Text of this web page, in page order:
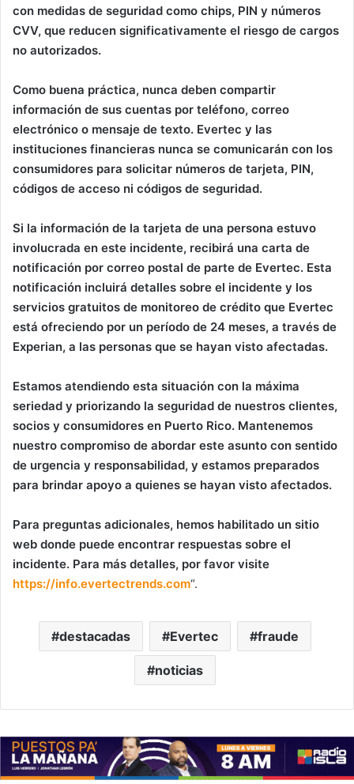
con medidas de seguridad como chips, PIN y números
CVV, que reducen significativamente el riesgo de cargos
no autorizados.
Como buena práctica, nunca deben compartir
información de sus cuentas por teléfono, correo
electrónico o mensaje de texto. Evertec y las
instituciones financieras nunca se comunicarán con los
consumidores para solicitar números de tarjeta, PIN,
códigos de acceso ni códigos de seguridad.
Si la información de la tarjeta de una persona estuvo
involucrada en este incidente, recibirá una carta de
notificación por correo postal de parte de Evertec. Esta
notificación incluirá detalles sobre el incidente y los
servicios gratuitos de monitoreo de crédito que Evertec
está ofreciendo por un período de 24 meses, a través de
Experian, a las personas que se hayan visto afectadas.
Estamos atendiendo esta situación con la máxima
seriedad y priorizando la seguridad de nuestros clientes,
socios y consumidores en Puerto Rico. Mantenemos
nuestro compromiso de abordar este asunto con sentido
de urgencia y responsabilidad, y estamos preparados
para brindar apoyo a quienes se hayan visto afectados.
Para preguntas adicionales, hemos habilitado un sitio
web donde puede encontrar respuestas sobre el
incidente. Para más detalles, por favor visite
https://info.evertectrends.com“.
destacadas Evertec fraude
noticias